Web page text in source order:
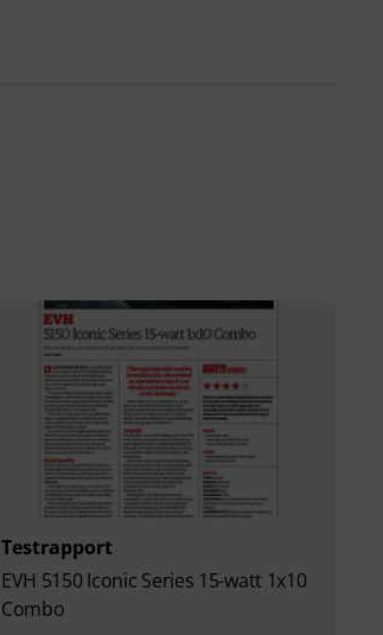
Testrapport
EVH 5150 Iconic Series 15-watt 1x10
Combo